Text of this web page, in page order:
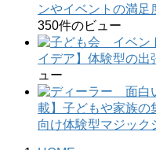
ンやイベントの満足
350件のビュー
イデア】体験型の出
ュー
載】子どもや家族の
向け体験型マジック